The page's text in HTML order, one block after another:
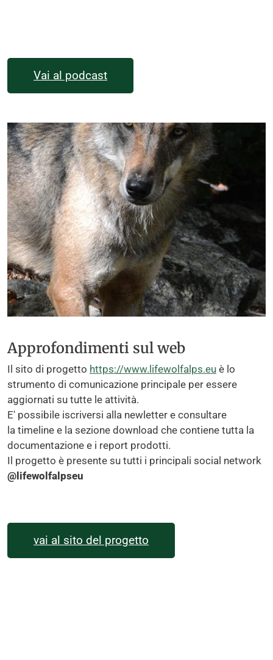
Vai al podcast
Immagine
Approfondimenti sul web
Il sito di progetto https://www.lifewolfalps.eu è lo
strumento di comunicazione principale per essere
aggiornati su tutte le attività.
E' possibile iscriversi alla newletter e consultare
la timeline e la sezione download che contiene tutta la
documentazione e i report prodotti.
Il progetto è presente su tutti i principali social network
@lifewolfalpseu
vai al sito del progetto